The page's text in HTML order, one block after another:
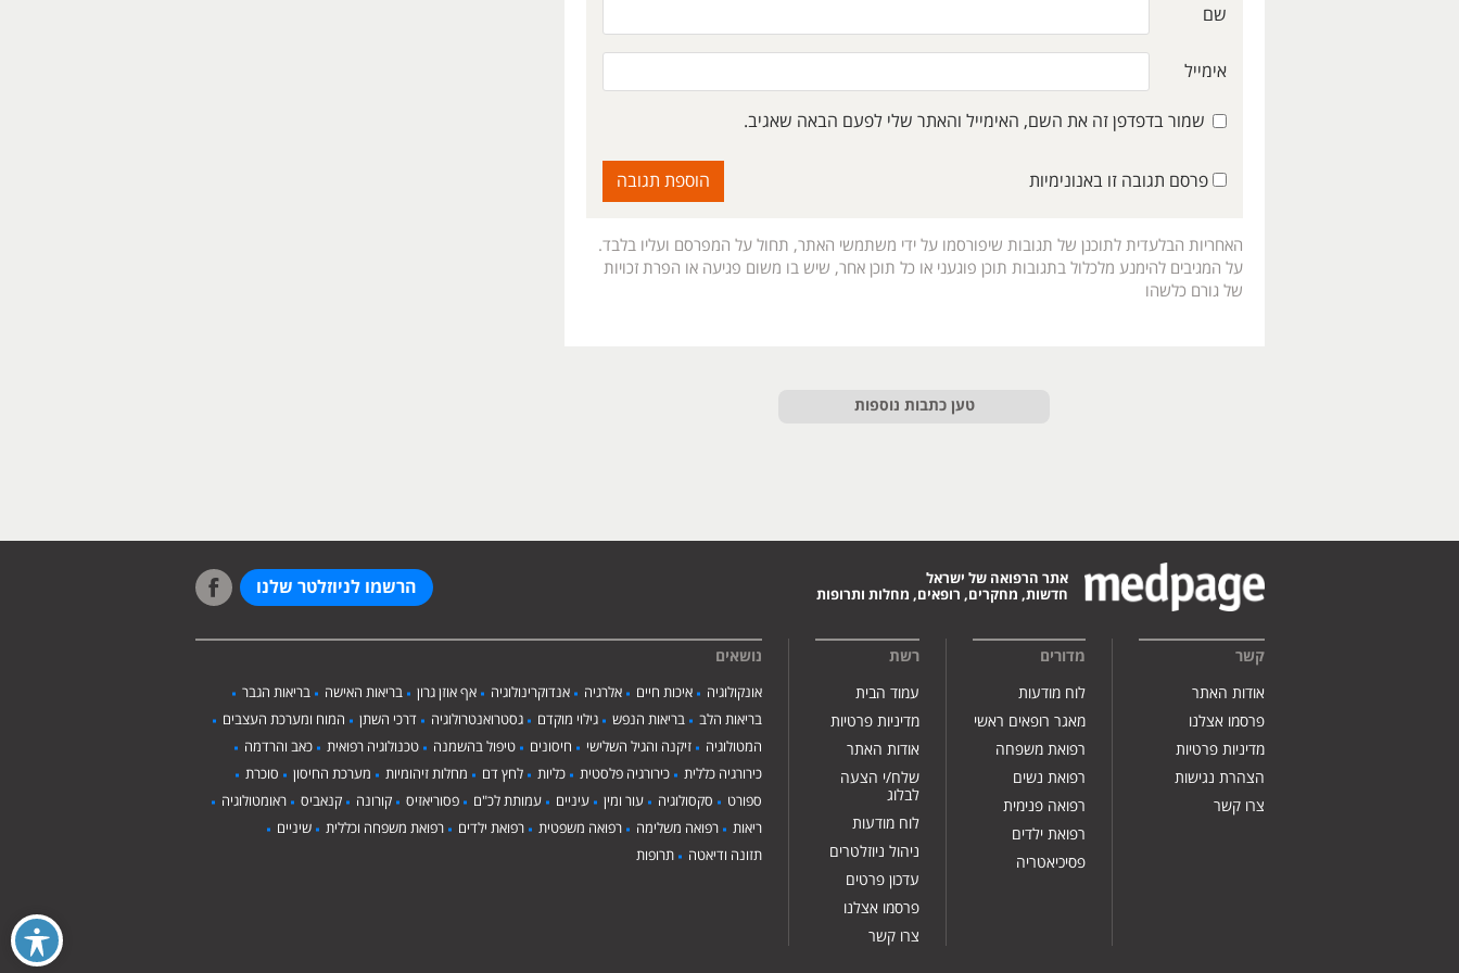
שם
אימייל
שמור בדפדפן זה את השם, האימייל והאתר שלי לפעם הבאה שאגיב.
פרסם תגובה זו באנונימיות
האחריות הבלעדית לתוכנן של תגובות שיפורסמו על ידי משתמשי האתר, תחול על המפרסם ועליו בלבד.
על המגיבים להימנע מלכלול בתגובות תוכן פוגעני או כל תוכן אחר, שיש בו משום פגיעה או הפרת זכויות
של גורם כלשהו
טען כתבות נוספות
אתר הרפואה של ישראל
חדשות, מחקרים, רופאים, מחלות ותרופות
הרשמו לניוזלטר שלנו
קשר
אודות האתר
פרסמו אצלנו
מדיניות פרטיות
הצהרת נגישות
צרו קשר
מדורים
לוח מודעות
מאגר רופאים ראשי
רפואת משפחה
רפואת נשים
רפואה פנימית
רפואת ילדים
פסיכיאטריה
רשת
עמוד הבית
מדיניות פרטיות
אודות האתר
שלח/י הצעה
לבלוג
לוח מודעות
ניהול ניוזלטרים
עדכון פרטים
פרסמו אצלנו
צרו קשר
נושאים
אונקולוגיה איכות חיים אלרגיה אנדוקרינולוגיה אף אוזן גרון בריאות האישה
בריאות הגבר
בריאות הלב
בריאות הנפש גילוי מוקדם גסטרואנטרולוגיה דרכי השתן
המוח ומערכת העצבים
המטולוגיה
זיקנה והגיל השלישי חיסונים טיפול בהשמנה טכנולוגיה רפואית
כאב והרדמה
כירורגיה כללית
כירורגיה פלסטית כליות לחץ דם מחלות זיהומיות מערכת החיסון
סוכרת
ספורט
סקסולוגיה עור ומין עיניים עמותת לכ"ם פסוריאזיס קורונה קנאביס
ראומטולוגיה
ריאות
רפואה משלימה רפואה משפטית רפואת ילדים רפואת משפחה וכללית
שיניים
תזונה ודיאטה
תרופות